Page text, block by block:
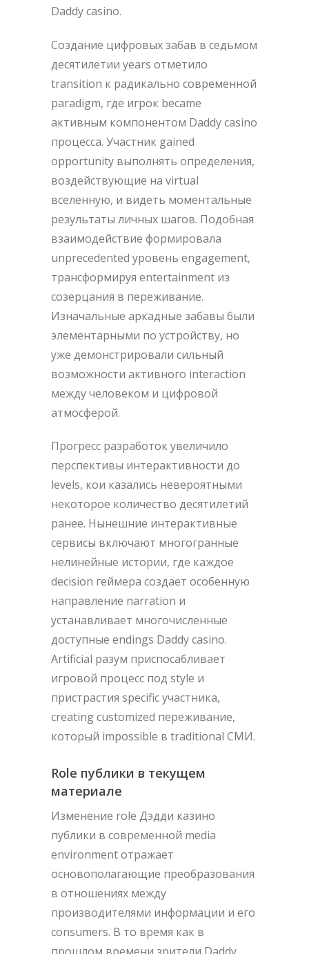
Daddy casino.
Создание цифровых забав в седьмом
десятилетии years отметило
transition к радикально современной
paradigm, где игрок became
активным компонентом Daddy casino
процесса. Участник gained
opportunity выполнять определения,
воздействующие на virtual
вселенную, и видеть моментальные
результаты личных шагов. Подобная
взаимодействие формировала
unprecedented уровень engagement,
трансформируя entertainment из
созерцания в переживание.
Изначальные аркадные забавы были
элементарными по устройству, но
уже демонстрировали сильный
возможности активного interaction
между человеком и цифровой
атмосферой.
Прогресс разработок увеличило
перспективы интерактивности до
levels, кои казались невероятными
некоторое количество десятилетий
ранее. Нынешние интерактивные
сервисы включают многогранные
нелинейные истории, где каждое
decision геймера создает особенную
направление narration и
устанавливает многочисленные
доступные endings Daddy casino.
Artificial разум приспосабливает
игровой процесс под style и
пристрастия specific участника,
creating customized переживание,
который impossible в traditional СМИ.
Role публики в текущем
материале
Изменение role Дэдди казино
публики в современной media
environment отражает
основополагающие преобразования
в отношениях между
производителями информации и его
consumers. В то время как в